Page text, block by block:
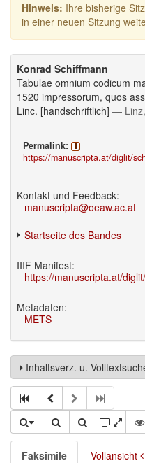
Hinweis: Ihre bisherige
in einer neuen Sitzung
Konrad Schiffmann
Tabulae omnium codicum
1520 impressorum, quos
Linc. [handschriftlich] —
Permalink:
https://manuscripta.at/diglit/
Kontakt und Feedback:
manuscripta@oeaw.ac.at
Startseite des Bandes
IIIF Manifest:
https://manuscripta.at/
Metadaten:
METS
Inhaltsverz. u.
Faksimile Vollansicht